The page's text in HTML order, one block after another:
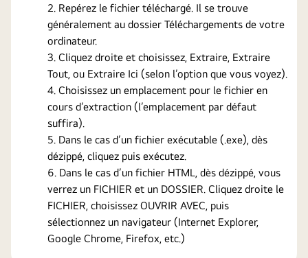
Repérez le fichier téléchargé. Il se trouve
généralement au dossier Téléchargements de votre
ordinateur.
Cliquez droite et choisissez, Extraire, Extraire
Tout, ou Extraire Ici (selon l’option que vous voyez).
Choisissez un emplacement pour le fichier en
cours d’extraction (l’emplacement par défaut
suffira).
Dans le cas d’un fichier exécutable (.exe), dès
dézippé, cliquez puis exécutez.
Dans le cas d’un fichier HTML, dès dézippé, vous
verrez un FICHIER et un DOSSIER. Cliquez droite le
FICHIER, choisissez OUVRIR AVEC, puis
sélectionnez un navigateur (Internet Explorer,
Google Chrome, Firefox, etc.)